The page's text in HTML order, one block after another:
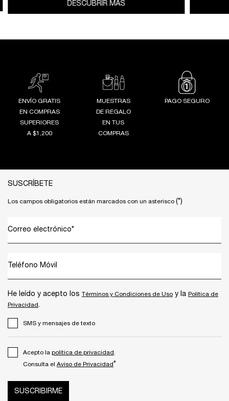
DESCUBRIR MÁS
ENVÍO GRATIS
EN COMPRAS
SUPERIORES
A $1,200
MUESTRAS
DE REGALO
EN TUS
COMPRAS
PAGO SEGURO
SUSCRÍBETE
Los campos obligatorios están marcados con un asterisco (*)
Correo electrónico*
Teléfono Móvil
He leído y acepto los Términos y Condiciones de Uso y la Política de
Privacidad.
SMS y mensajes de texto
Acepto la política de privacidad
Consulta el Aviso de Privacidad*
SUSCRIBIRME